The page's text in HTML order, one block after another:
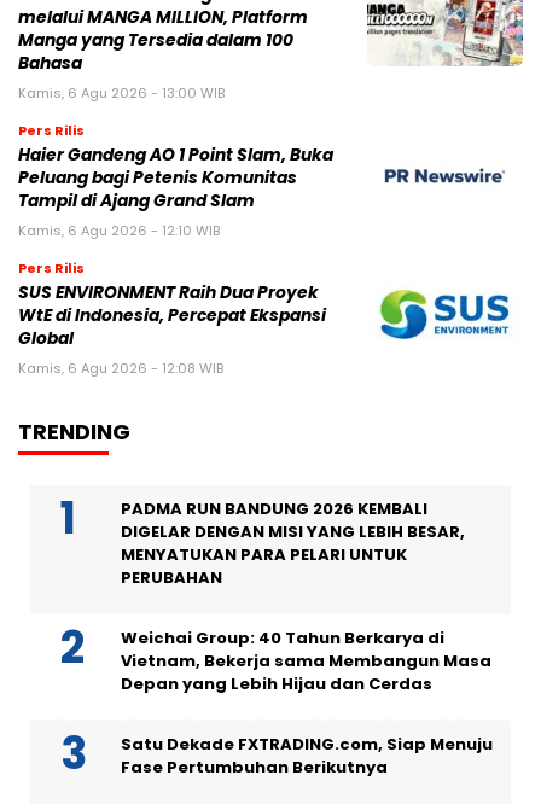
melalui MANGA MILLION, Platform
Manga yang Tersedia dalam 100
Bahasa
Kamis, 6 Agu 2026 - 13:00 WIB
Pers Rilis
Haier Gandeng AO 1 Point Slam, Buka
Peluang bagi Petenis Komunitas
Tampil di Ajang Grand Slam
Kamis, 6 Agu 2026 - 12:10 WIB
Pers Rilis
SUS ENVIRONMENT Raih Dua Proyek
WtE di Indonesia, Percepat Ekspansi
Global
Kamis, 6 Agu 2026 - 12:08 WIB
TRENDING
PADMA RUN BANDUNG 2026 KEMBALI
DIGELAR DENGAN MISI YANG LEBIH BESAR,
MENYATUKAN PARA PELARI UNTUK
PERUBAHAN
Weichai Group: 40 Tahun Berkarya di
Vietnam, Bekerja sama Membangun Masa
Depan yang Lebih Hijau dan Cerdas
Satu Dekade FXTRADING.com, Siap Menuju
Fase Pertumbuhan Berikutnya